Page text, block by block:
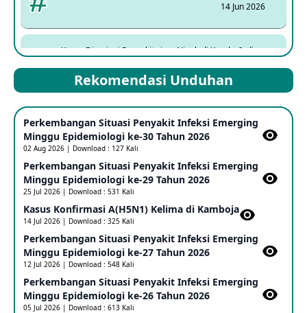
14 Jun 2026
Kasus Dicurigai Penyakit virus Nipah di Kerala, India
Mpox Clade 1b di Taiwan
25 May 2026
Update Informasi PHEIC Penyakit Ebola
23 May 2026
Penetapan Outbreak Penyakit Ebola di RD Kongo dan
Uganda Sebagai PHEIC
17 May 2026
Outbreak Penyakti Ebola di RD Kongo
16 May 2026
Rekomendasi Unduhan
Perkembangan Situasi Penyakit Infeksi Emerging
Minggu Epidemiologi ke-30 Tahun 2026
02 Aug 2026 | Download : 127 Kali
Perkembangan Situasi Penyakit Infeksi Emerging
Minggu Epidemiologi ke-29 Tahun 2026
25 Jul 2026 | Download : 531 Kali
Kasus Konfirmasi A(H5N1) Kelima di Kamboja​
14 Jul 2026 | Download : 325 Kali
Perkembangan Situasi Penyakit Infeksi Emerging
Minggu Epidemiologi ke-27 Tahun 2026
12 Jul 2026 | Download : 548 Kali
Perkembangan Situasi Penyakit Infeksi Emerging
Minggu Epidemiologi ke-26 Tahun 2026
05 Jul 2026 | Download : 613 Kali